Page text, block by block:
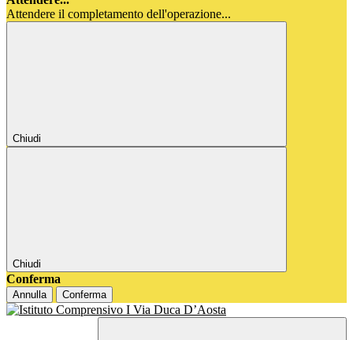
Attendere il completamento dell'operazione...
Chiudi
Chiudi
Conferma
Annulla Conferma